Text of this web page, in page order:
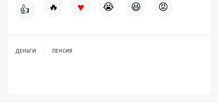
👍 🔥 ♥ 😭 😆 😡
ДЕНЬГИ ПЕНСИЯ